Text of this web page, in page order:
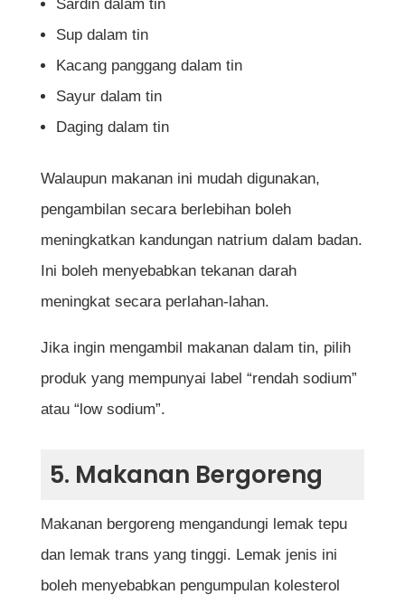
Sardin dalam tin
Sup dalam tin
Kacang panggang dalam tin
Sayur dalam tin
Daging dalam tin
Walaupun makanan ini mudah digunakan,
pengambilan secara berlebihan boleh
meningkatkan kandungan natrium dalam badan.
Ini boleh menyebabkan tekanan darah
meningkat secara perlahan-lahan.
Jika ingin mengambil makanan dalam tin, pilih
produk yang mempunyai label “rendah sodium”
atau “low sodium”.
5. Makanan Bergoreng
Makanan bergoreng mengandungi lemak tepu
dan lemak trans yang tinggi. Lemak jenis ini
boleh menyebabkan pengumpulan kolesterol